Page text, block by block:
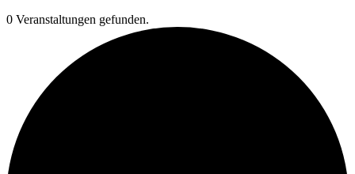
0 Veranstaltungen gefunden.